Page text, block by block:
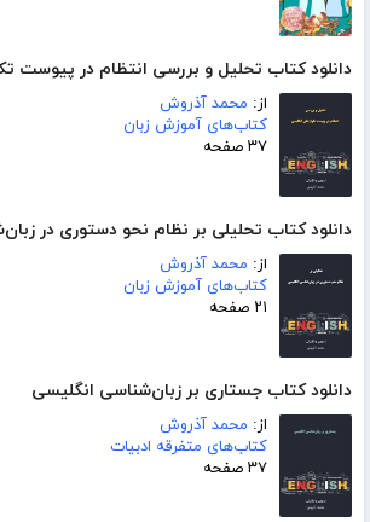
دانلود کتاب تحلیل و بررسی انتظام در پیوست
از: محمد آذروش
کتاب‌های آموزش زبان
۳۷ صفحه
دانلود کتاب تحلیلی بر نظام نحو دستوری در
از: محمد آذروش
کتاب‌های آموزش زبان
۲۱ صفحه
دانلود کتاب جستاری بر زبان‌شناسی انگلیسی
از: محمد آذروش
کتاب‌های متفرقه ادبیات
۳۷ صفحه